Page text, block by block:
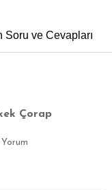
BOXER
Soru ve Cevapları
Çorap